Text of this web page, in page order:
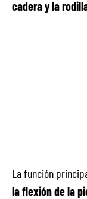
cadera y la
La función
la flexión de la